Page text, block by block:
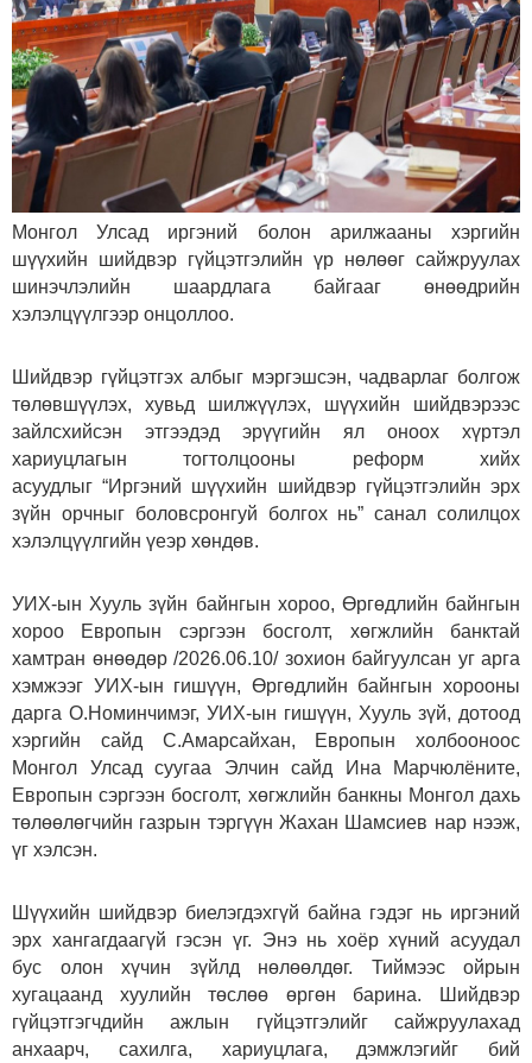
Монгол Улсад иргэний болон арилжааны хэргийн
шүүхийн шийдвэр гүйцэтгэлийн үр нөлөөг сайжруулах
шинэчлэлийн шаардлага байгааг өнөөдрийн
хэлэлцүүлгээр онцоллоо.
Шийдвэр гүйцэтгэх албыг мэргэшсэн, чадварлаг болгож
төлөвшүүлэх, хувьд шилжүүлэх, шүүхийн шийдвэрээс
зайлсхийсэн этгээдэд эрүүгийн ял оноох хүртэл
хариуцлагын тогтолцооны реформ хийх
асуудлыг “Иргэний шүүхийн шийдвэр гүйцэтгэлийн эрх
зүйн орчныг боловсронгуй болгох нь” санал солилцох
хэлэлцүүлгийн үеэр хөндөв.
УИХ-ын Хууль зүйн байнгын хороо, Өргөдлийн байнгын
хороо Европын сэргээн босголт, хөгжлийн банктай
хамтран өнөөдөр /2026.06.10/ зохион байгуулсан уг арга
хэмжээг УИХ-ын гишүүн, Өргөдлийн байнгын хорооны
дарга О.Номинчимэг, УИХ-ын гишүүн, Хууль зүй, дотоод
хэргийн сайд С.Амарсайхан, Европын холбооноос
Монгол Улсад суугаа Элчин сайд Ина Марчюлёните,
Европын сэргээн босголт, хөгжлийн банкны Монгол дахь
төлөөлөгчийн газрын тэргүүн Жахан Шамсиев нар нээж,
үг хэлсэн.
Шүүхийн шийдвэр биелэгдэхгүй байна гэдэг нь иргэний
эрх хангагдаагүй гэсэн үг. Энэ нь хоёр хүний асуудал
бус олон хүчин зүйлд нөлөөлдөг. Тиймээс ойрын
хугацаанд хуулийн төслөө өргөн барина. Шийдвэр
гүйцэтгэгчдийн ажлын гүйцэтгэлийг сайжруулахад
анхаарч, сахилга, хариуцлага, дэмжлэгийг бий